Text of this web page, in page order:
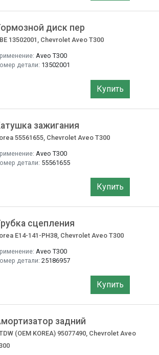
диск пер
13502001, Chevrolet Aveo T300
Aveo T300
детали: 13502001
Купить
зажигания
55561655, Chevrolet Aveo T300
Aveo T300
детали: 55561655
Купить
сцепления
E14-141-PH38, Chevrolet Aveo T300
Aveo T300
детали: 25186957
Купить
задний
(OEM KOREA) 95077490, Chevrolet Aveo